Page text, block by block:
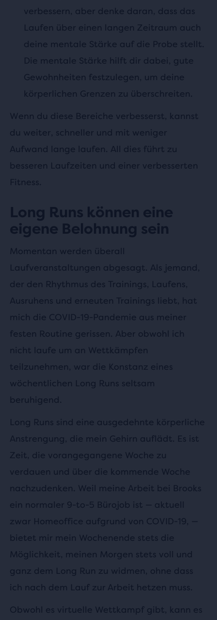
verbessern, aber denke daran, dass das
Laufen über einen langen Zeitraum auch
deine mentale Stärke auf die Probe stellt.
Die mentale Stärke hilft dir dabei, gute
Gewohnheiten festzulegen, um deine
körperlichen Grenzen zu überschreiten.
Wenn du diese Bereiche verbesserst, kannst
du weiter, schneller und mit weniger
Aufwand lange laufen. All dies führt zu
besseren Laufzeiten und einer verbesserten
Fitness.
Long Runs können eine
eigene Belohnung sein
Momentan werden überall
Laufveranstaltungen abgesagt. Als jemand,
der den Rhythmus des Trainings, Laufens,
Ausruhens und erneuten Trainings liebt, hat
mich die COVID-19-Pandemie aus meiner
festen Routine gerissen. Aber obwohl ich
nicht laufe um an Wettkämpfen
teilzunehmen, war die Konstanz eines
wöchentlichen Long Runs seltsam
beruhigend.
Long Runs sind eine ausgedehnte körperliche
Anstrengung, die mein Gehirn auflädt. Es ist
Zeit, die vorangegangene Woche zu
verdauen und über die kommende Woche
nachzudenken. Weil meine Arbeit bei Brooks
ein normaler 9-to-5 Bürojob ist — aktuell
zwar Homeoffice aufgrund von COVID-19, —
bietet mir mein Wochenende stets die
Möglichkeit, meinen Morgen stets voll und
ganz dem Long Run zu widmen, ohne dass
ich nach dem Lauf zur Arbeit hetzen muss.
Obwohl es virtuelle Wettkampf gibt, kann es